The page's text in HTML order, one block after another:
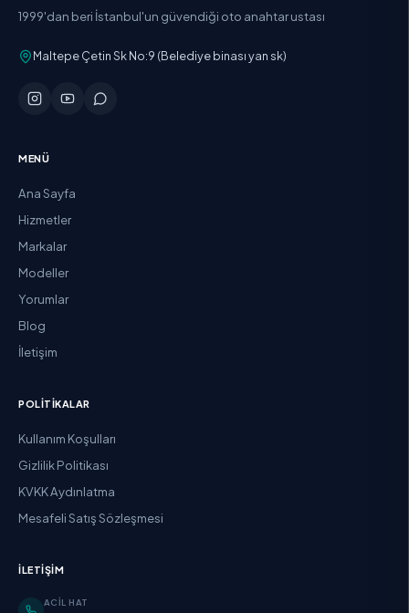
1999'dan beri İstanbul'un güvendiği oto anahtar ustası
Maltepe Çetin Sk No:9 (Belediye binası yan sk)
MENÜ
Ana Sayfa
Hizmetler
Markalar
Modeller
Yorumlar
Blog
İletişim
POLITIKALAR
Kullanım Koşulları
Gizlilik Politikası
KVKK Aydınlatma
Mesafeli Satış Sözleşmesi
İLETIŞIM
ACIL HAT